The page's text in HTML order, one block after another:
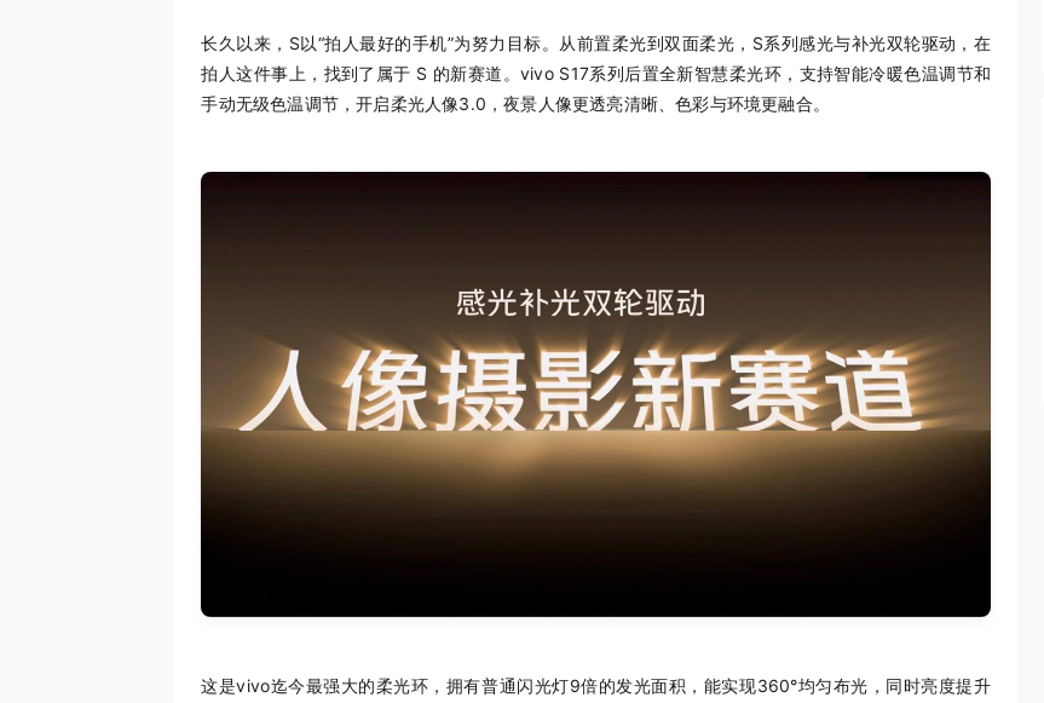
长久以来，S以“拍人最好的手机”为努力目标。从前置柔光到双面柔光，S系列感光与补光双轮驱动，在
拍人这件事上，找到了属于 S 的新赛道。vivo S17系列后置全新智慧柔光环，支持智能冷暖色温调节和
手动无级色温调节，开启柔光人像3.0，夜景人像更透亮清晰、色彩与环境更融合。
这是vivo迄今最强大的柔光环，拥有普通闪光灯9倍的发光面积，能实现360°均匀布光，同时亮度提升